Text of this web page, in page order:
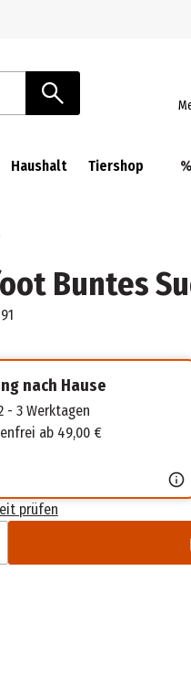
Haushalt Tiershop
Buntes
nach Hause
- 3 Werktagen
ab 49,00 €
prüfen